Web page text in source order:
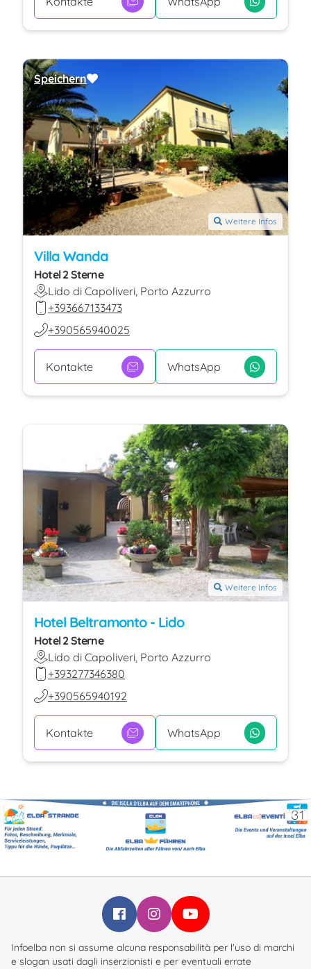
Weitere Infos
Villa Wanda
Hotel 2 Sterne
Lido di Capoliveri, Porto Azzurro
+393667133473
+390565940025
Kontakte WhatsApp
Speichern
Weitere Infos
Hotel Beltramonto - Lido
Hotel 2 Sterne
Lido di Capoliveri, Porto Azzurro
+393277346380
+390565940192
Kontakte WhatsApp
Infoelba su Facebook
Infoelba su Instagram
Infoelba su YouTube
Infoelba non si assume alcuna responsabilità per l'uso di marchi
e slogan usati dagli inserzionisti e per eventuali errate